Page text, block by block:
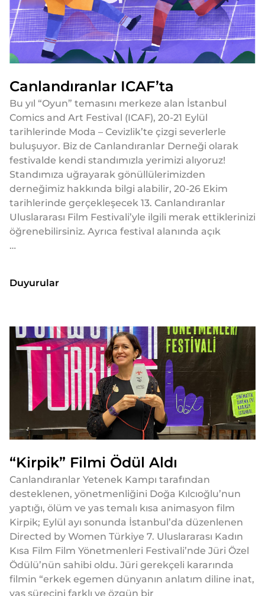
Canlandıranlar ICAF’ta
Bu yıl “Oyun” temasını merkeze alan İstanbul
Comics and Art Festival (ICAF), 20-21 Eylül
tarihlerinde Moda – Cevizlik’te çizgi severlerle
buluşuyor. Biz de Canlandıranlar Derneği olarak
festivalde kendi standımızla yerimizi alıyoruz!
Standımıza uğrayarak gönüllülerimizden
derneğimiz hakkında bilgi alabilir, 20-26 Ekim
tarihlerinde gerçekleşecek 13. Canlandıranlar
Uluslararası Film Festivali’yle ilgili merak ettiklerinizi
öğrenebilirsiniz. Ayrıca festival alanında açık
…
Duyurular
“Kirpik” Filmi Ödül Aldı
Canlandıranlar Yetenek Kampı tarafından
desteklenen, yönetmenliğini Doğa Kılcıoğlu’nun
yaptığı, ölüm ve yas temalı kısa animasyon film
Kirpik; Eylül ayı sonunda İstanbul’da düzenlenen
Directed by Women Türkiye 7. Uluslararası Kadın
Kısa Film Film Yönetmenleri Festivali’nde Jüri Özel
Ödülü’nün sahibi oldu. Jüri gerekçeli kararında
filmin “erkek egemen dünyanın anlatım diline inat,